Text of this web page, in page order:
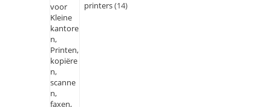
printers 14